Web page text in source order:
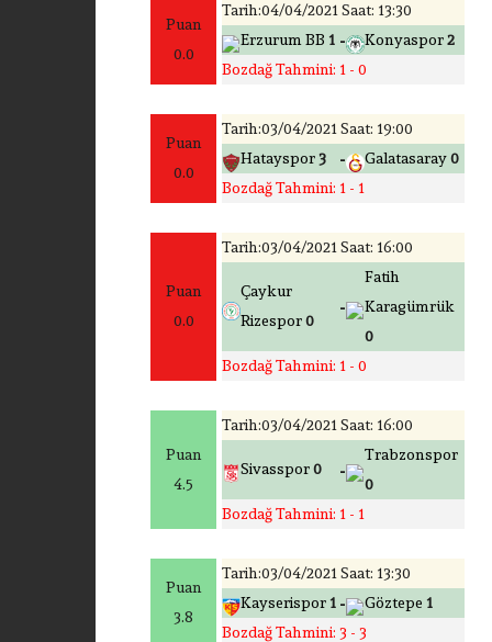
Puan
0.0
Tarih:04/04/2021 Saat: 13:30
Erzurum BB 1 - Konyaspor2
Bozdağ Tahmini: 1 - 0
Puan
0.0
Tarih:03/04/2021 Saat: 19:00
Hatayspor3 - Galatasaray0
Bozdağ Tahmini: 1 - 1
Puan
0.0
Tarih:03/04/2021 Saat: 16:00
Çaykur
Rizespor0
-
Fatih
Karagümrük
0
Bozdağ Tahmini: 1 - 0
Puan
4.5
Tarih:03/04/2021 Saat: 16:00
Sivasspor0 -
Trabzonspor
0
Bozdağ Tahmini: 1 - 1
Puan
3.8
Tarih:03/04/2021 Saat: 13:30
Kayserispor1 - Göztepe 1
Bozdağ Tahmini: 3 - 3